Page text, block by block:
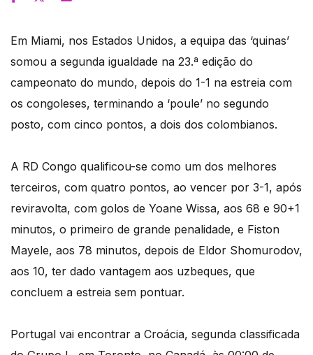
Em Miami, nos Estados Unidos, a equipa das ‘quinas’
somou a segunda igualdade na 23.ª edição do
campeonato do mundo, depois do 1-1 na estreia com
os congoleses, terminando a ‘poule’ no segundo
posto, com cinco pontos, a dois dos colombianos.
A RD Congo qualificou-se como um dos melhores
terceiros, com quatro pontos, ao vencer por 3-1, após
reviravolta, com golos de Yoane Wissa, aos 68 e 90+1
minutos, o primeiro de grande penalidade, e Fiston
Mayele, aos 78 minutos, depois de Eldor Shomurodov,
aos 10, ter dado vantagem aos uzbeques, que
concluem a estreia sem pontuar.
Portugal vai encontrar a Croácia, segunda classificada